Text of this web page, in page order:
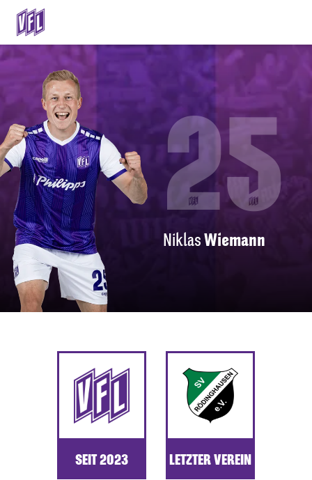
25
NiklasWiemann
SEIT 2023 LETZTER VEREIN